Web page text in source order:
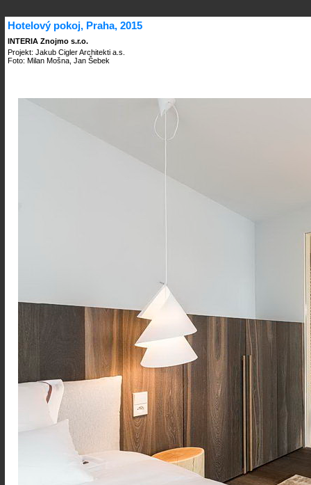
Hotelový pokoj, Praha, 2015
INTERIA Znojmo s.r.o.
Projekt: Jakub Cigler Architekti a.s.
Foto: Milan Mošna, Jan Šebek